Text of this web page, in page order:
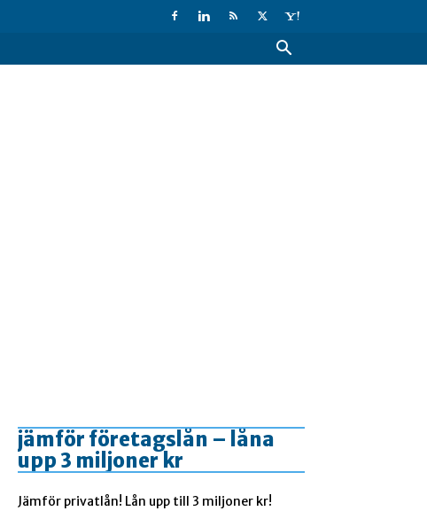
jämför företagslån – låna
upp 3 miljoner kr
Jämför privatlån! Lån upp till 3 miljoner kr!